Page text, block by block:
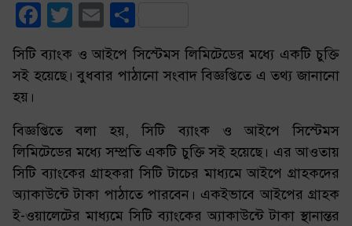
Facebook
TwitterEmail
সিটি ব্যাংক ও আইপে সিস্টেমস লিমিটেডের মধ্যে একটি চুক্তি
সই হয়েছে। বুধবার পাঠানো সংবাদ বিজ্ঞপ্তিতে এ তথ্য জানানো
হয়।
বিজ্ঞপ্তিতে বলা হয়, সিটি ব্যাংক ও আইপে সিস্টেমস
লিমিটেডের মধ্যে সম্প্রতি একটি চুক্তি সই হয়েছে। এর আওতায়
সিটি ব্যাংকের গ্রাহকরা সিটি টাচের মাধ্যমে আইপে গ্রাহকদের
অ্যাকাউন্টে টাকা পাঠাতে পারবেন। একইভাবে আইপের গ্রাহক
ই-ওয়ালেটের মাধ্যমে সিটি ব্যাংকের অ্যাকাউন্টে টাকা স্থানান্তর